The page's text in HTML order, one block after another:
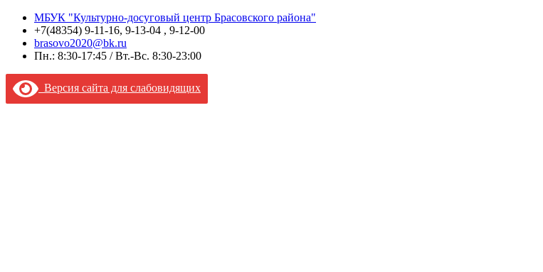
МБУК "Культурно-досуговый центр Брасовского района"
+7(48354) 9-11-16, 9-13-04 , 9-12-00
brasovo2020@bk.ru
Пн.: 8:30-17:45 / Вт.-Вс. 8:30-23:00
Версия сайта для слабовидящих